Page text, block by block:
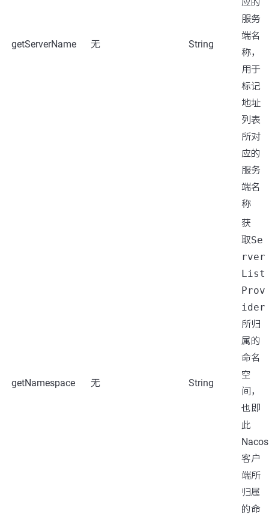
getServerName 无 String
服务
端名
称，
用于
标记
地址
列表
所对
应的
服务
端名
称
getNamespace 无 String
获
取Se
rver
List
Prov
ider
所归
属的
命名
空
间，
也即
此
Nacos
客户
端所
归属
的命